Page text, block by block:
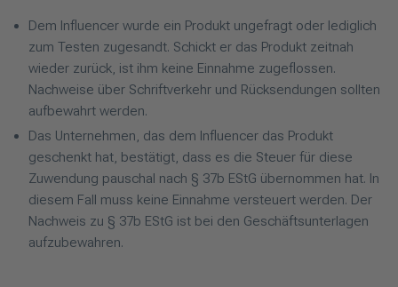
Dem Influencer wurde ein Produkt ungefragt oder lediglich
zum Testen zugesandt. Schickt er das Produkt zeitnah
wieder zurück, ist ihm keine Einnahme zugeflossen.
Nachweise über Schriftverkehr und Rücksendungen sollten
aufbewahrt werden.
Das Unternehmen, das dem Influencer das Produkt
geschenkt hat, bestätigt, dass es die Steuer für diese
Zuwendung pauschal nach § 37b EStG übernommen hat. In
diesem Fall muss keine Einnahme versteuert werden. Der
Nachweis zu § 37b EStG ist bei den Geschäftsunterlagen
aufzubewahren.